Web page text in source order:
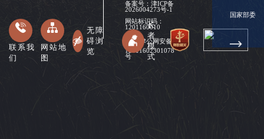
备案号： 津ICP备
2026004273号-1
网站标识码：
1201160010
津公网安备
12011602301078
号
联系我
们
网站地
图
无障
碍浏
览
长
者
模
式
国家部委